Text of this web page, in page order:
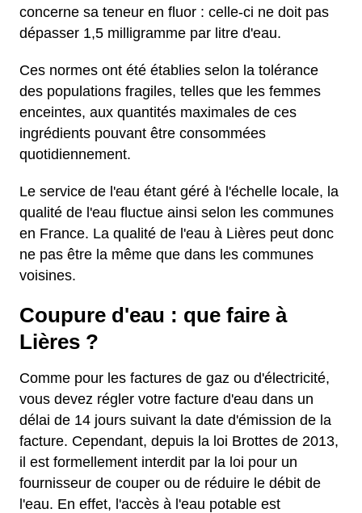
concerne sa teneur en fluor : celle-ci ne doit pas
dépasser 1,5 milligramme par litre d'eau.
Ces normes ont été établies selon la tolérance
des populations fragiles, telles que les femmes
enceintes, aux quantités maximales de ces
ingrédients pouvant être consommées
quotidiennement.
Le service de l'eau étant géré à l'échelle locale, la
qualité de l'eau fluctue ainsi selon les communes
en France. La qualité de l'eau à Lières peut donc
ne pas être la même que dans les communes
voisines.
Coupure d'eau : que faire à
Lières ?
Comme pour les factures de gaz ou d'électricité,
vous devez régler votre facture d'eau dans un
délai de 14 jours suivant la date d'émission de la
facture. Cependant, depuis la loi Brottes de 2013,
il est formellement interdit par la loi pour un
fournisseur de couper ou de réduire le débit de
l'eau. En effet, l'accès à l'eau potable est